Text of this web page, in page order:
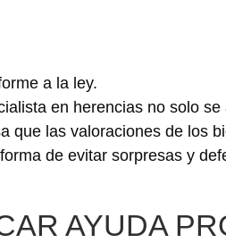
a la ley.
en herencias no solo
que las valoraciones de los
de evitar sorpresas y
AYUDA